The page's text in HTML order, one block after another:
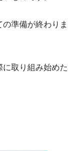
準備が終わりま
に取り組み始めた